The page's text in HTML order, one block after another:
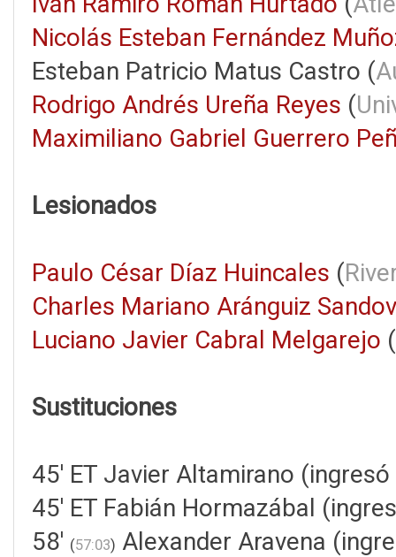
Nicolás Esteban Fernández
Esteban Patricio Matus Castro (
Rodrigo Andrés Ureña Reyes (
Maximiliano Gabriel Guerrero
Lesionados
Paulo César Díaz Huincales (
Charles Mariano Aránguiz
Luciano Javier Cabral Melgarejo (
Sustituciones
45' ET Javier Altamirano
45' ET Fabián Hormazábal
58' (57:03) Alexander Aravena